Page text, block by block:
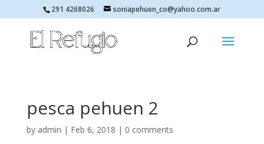
291 4268026 soniapehuen_co@yahoo.com.ar
pesca pehuen 2
by admin | Feb 6, 2018 | 0 comments